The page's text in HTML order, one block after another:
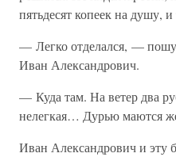
пятьдесят копеек на душу, и
— Легко отделался, —
Иван Александрович.
— Куда там. На ветер два
нелегкая… Дурью маются
Иван Александрович и эту